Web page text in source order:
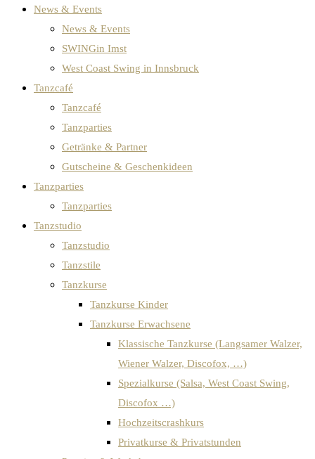
News & Events
News & Events
SWINGin Imst
West Coast Swing in Innsbruck
Tanzcafé
Tanzcafé
Tanzparties
Getränke & Partner
Gutscheine & Geschenkideen
Tanzparties
Tanzparties
Tanzstudio
Tanzstudio
Tanzstile
Tanzkurse
Tanzkurse Kinder
Tanzkurse Erwachsene
Klassische Tanzkurse (Langsamer Walzer,
Wiener Walzer, Discofox, …)
Spezialkurse (Salsa, West Coast Swing,
Discofox …)
Hochzeitscrashkurs
Privatkurse & Privatstunden